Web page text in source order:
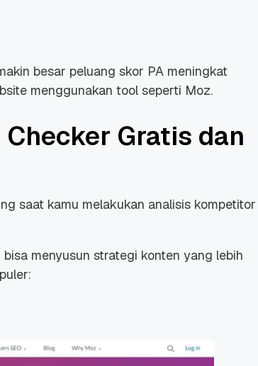
besar peluang skor PA meningkat
menggunakan tool seperti Moz.
Checker Gratis dan
saat kamu melakukan analisis kompetitor
menyusun strategi konten yang lebih